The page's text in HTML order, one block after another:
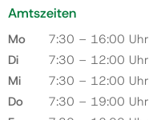
Amtszeiten
Mo
7:30 – 16:00 Uhr
Di
7:30 – 12:00 Uhr
Mi
7:30 – 12:00 Uhr
Do
7:30 – 19:00 Uhr